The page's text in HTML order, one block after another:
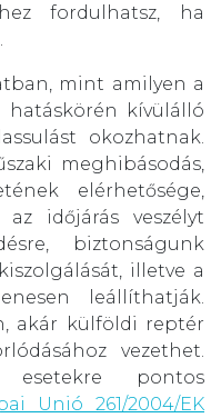
fordulhatsz, ha
mint amilyen a
hatáskörén kívülálló
okozhatnak.
meghibásodás,
elérhetősége,
időjárás veszélyt
biztonságunk
illetve a
leállíthatják.
akár külföldi reptér
vezethet.
pontos
Unió 261/2004/EK